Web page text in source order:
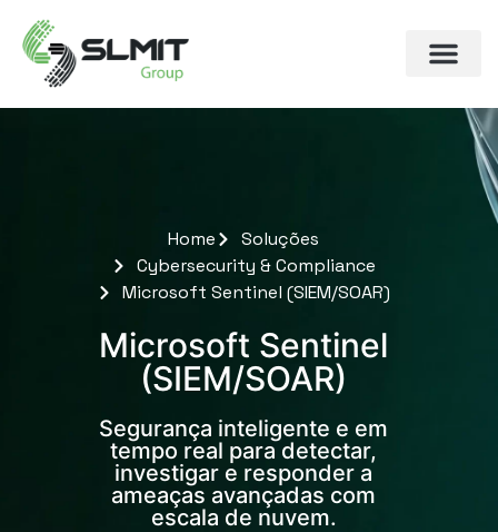
Home
Soluções
Cybersecurity & Compliance
Microsoft Sentinel (SIEM/SOAR)
Microsoft Sentinel
(SIEM/SOAR)
Segurança inteligente e em
tempo real para detectar,
investigar e responder a
ameaças avançadas com
escala de nuvem.